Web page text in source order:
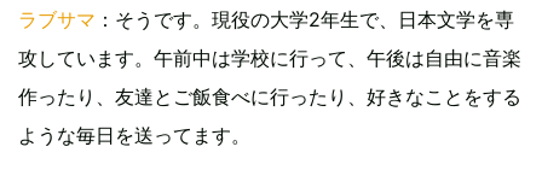
ラブサマ ：そうです。現役の大学2年生で、日本文学を専
攻しています。午前中は学校に行って、午後は自由に音楽
作ったり、友達とご飯食べに行ったり、好きなことをする
ような毎日を送ってます。